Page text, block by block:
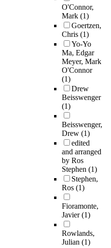
O'Connor,
Mark (1)
Goertzen,
Chris (1)
Yo-Yo
Ma, Edgar
Meyer, Mark
O'Connor
(1)
Drew
Beisswenger
(1)
Beisswenger,
Drew (1)
edited
and arranged
by Ros
Stephen (1)
Stephen,
Ros (1)
Fioramonte,
Javier(1)
Rowlands,
Julian (1)